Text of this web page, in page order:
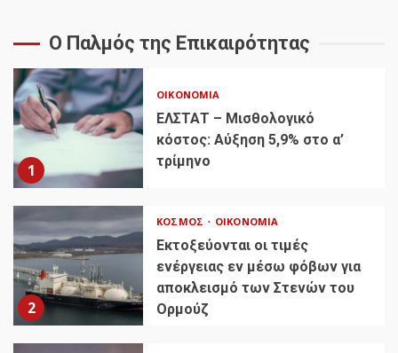
Ο Παλμός της Επικαιρότητας
1
ΟΙΚΟΝΟΜΊΑ
ΕΛΣΤΑΤ – Μισθολογικό
κόστος: Αύξηση 5,9% στο α’
τρίμηνο
2
ΚΌΣΜΟΣ ΟΙΚΟΝΟΜΊΑ
Εκτοξεύονται οι τιμές
ενέργειας εν μέσω φόβων για
αποκλεισμό των Στενών του
Ορμούζ